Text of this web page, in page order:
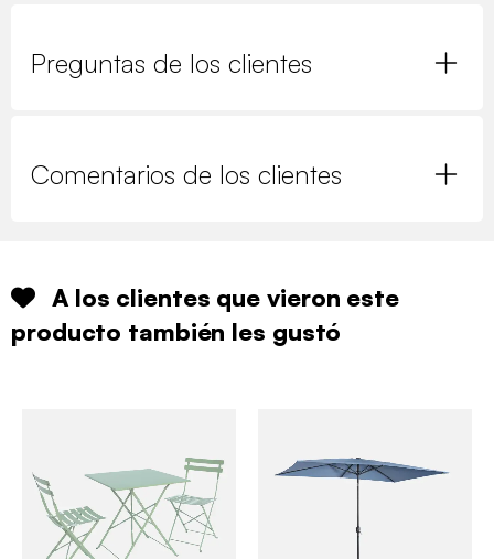
Preguntas de los clientes
Comentarios de los clientes
A los clientes que vieron este
producto también les gustó